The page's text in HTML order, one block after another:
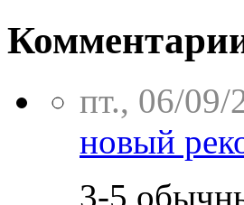
пт., 06/09/
новый
3-5